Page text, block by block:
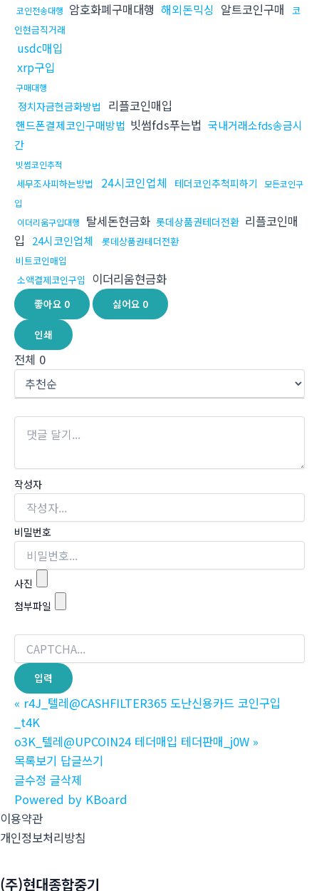
코인전송대행 암호화폐구매대행 해외돈믹싱 알트코인구매
코
인현금직거래
usdc매입
xrp구입
구매대행
정치자금현금화방법 리플코인매입
핸드폰결제코인구매방법 빗썸fds푸는법 국내거래소fds송금시
간
빗썸코인추적
세무조사피하는방법 24시코인업체 테더코인추척피하기
모든코인구
입
이더리움구입대행
탈세돈현금화 롯데상품권테더전환 리플코인매
입
24시코인업체
롯데상품권테더전환
비트코인매입
소액결제코인구입
이더리움현금화
좋아요 0 싫어요 0
인쇄
전체 0
작성자
비밀번호
사진
첨부파일
« r4J_텔레@CASHFILTER365 도난신용카드 코인구입
_t4K
o3K_텔레@UPCOIN24 테더매입 테더판매_j0W »
목록보기 답글쓰기
글수정 글삭제
Powered by KBoard
이용약관
개인정보처리방침
(주)현대종합중기